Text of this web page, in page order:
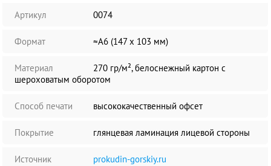
Артикул 0074
Формат ≈А6 (147 х 103 мм)
Материал
270 гр/м², белоснежный картон с
шероховатым оборотом
Способ печати высококачественный офсет
Покрытие глянцевая ламинация лицевой стороны
Источник prokudin-gorskiy.ru